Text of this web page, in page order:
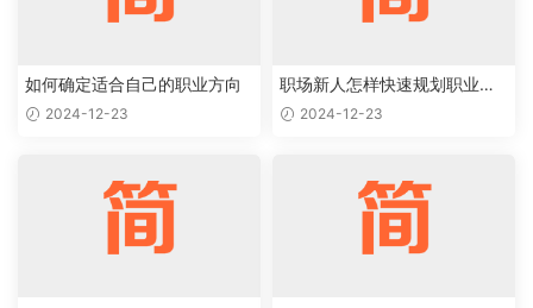
如何确定适合自己的职业方向
2024-12-23
职场新人怎样快速规划职业生
涯起步
2024-12-23